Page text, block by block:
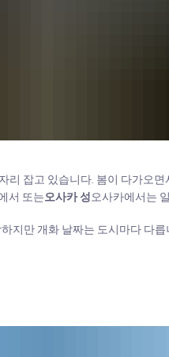
리 잡고 있습니다. 봄이 다가오
서 또는오사카 성오사카에서는
지만 개화 날짜는 도시마다 다